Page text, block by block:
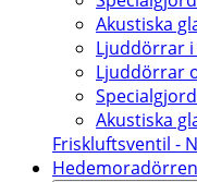
Akustiska
Ljuddörrar
Ljuddörrar
Akustiska
Friskluftsventil -
Hedemoradörren